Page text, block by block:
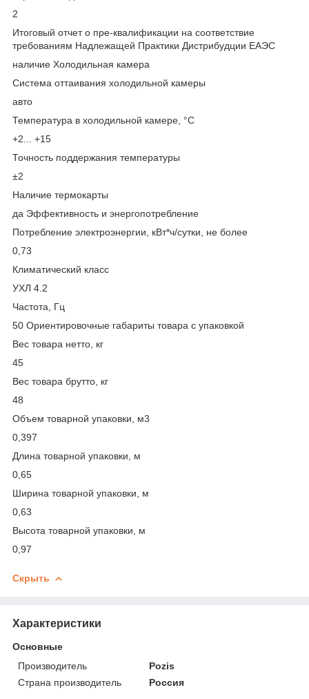
2
Итоговый отчет о пре-квалификации на соответствие
требованиям Надлежащей Практики Дистрибудции ЕАЭС
наличие Холодильная камера
Система оттаивания холодильной камеры
авто
Температура в холодильной камере, °C
+2... +15
Точность поддержания температуры
±2
Наличие термокарты
да Эффективность и энергопотребление
Потребление электроэнергии, кВт*ч/сутки, не более
0,73
Климатический класс
УХЛ 4.2
Частота, Гц
50 Ориентировочные габариты товара с упаковкой
Вес товара нетто, кг
45
Вес товара брутто, кг
48
Объем товарной упаковки, м3
0,397
Длина товарной упаковки, м
0,65
Ширина товарной упаковки, м
0,63
Высота товарной упаковки, м
0,97
Скрыть
Характеристики
Основные
Производитель
Pozis
Страна производитель
Россия